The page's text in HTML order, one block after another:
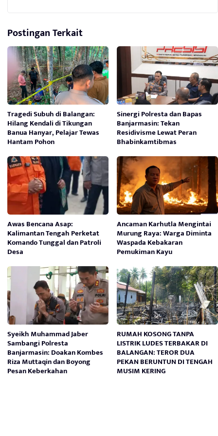
Postingan Terkait
Tragedi Subuh di Balangan:
Hilang Kendali di Tikungan
Banua Hanyar, Pelajar Tewas
Hantam Pohon
Sinergi Polresta dan Bapas
Banjarmasin: Tekan
Residivisme Lewat Peran
Bhabinkamtibmas
Awas Bencana Asap:
Kalimantan Tengah Perketat
Komando Tunggal dan Patroli
Desa
Ancaman Karhutla Mengintai
Murung Raya: Warga Diminta
Waspada Kebakaran
Pemukiman Kayu
Syeikh Muhammad Jaber
Sambangi Polresta
Banjarmasin: Doakan Kombes
Riza Muttaqin dan Boyong
Pesan Keberkahan
RUMAH KOSONG TANPA
LISTRIK LUDES TERBAKAR DI
BALANGAN: TEROR DUA
PEKAN BERUNTUN DI TENGAH
MUSIM KERING